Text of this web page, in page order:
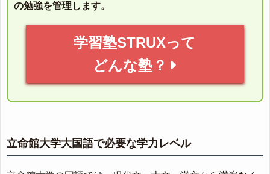
の勉強を管理します。
学習塾STRUXって
どんな塾？
立命館大学大国語で必要な学力レベル